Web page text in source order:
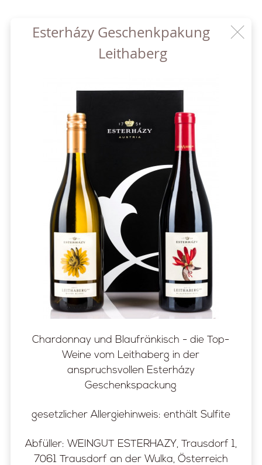
Esterházy Geschenkpakung
Leithaberg
Chardonnay und Blaufränkisch - die Top-
Weine vom Leithaberg in der
anspruchsvollen Esterházy
Geschenkspackung
gesetzlicher Allergiehinweis: enthält Sulfite
Abfüller: WEINGUT ESTERHAZY, Trausdorf 1,
7061 Trausdorf an der Wulka, Österreich